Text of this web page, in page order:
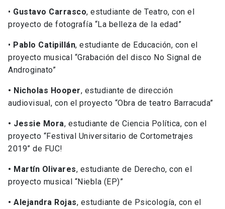
• Gustavo Carrasco, estudiante de Teatro, con el
proyecto de fotografía “La belleza de la edad”
• Pablo Catipillán, estudiante de Educación, con el
proyecto musical “Grabación del disco No Signal de
Androginato”
• Nicholas Hooper, estudiante de dirección
audiovisual, con el proyecto “Obra de teatro Barracuda”
• Jessie Mora, estudiante de Ciencia Política, con el
proyecto “Festival Universitario de Cortometrajes
2019” de FUC!
• Martín Olivares, estudiante de Derecho, con el
proyecto musical “Niebla (EP)”
• Alejandra Rojas, estudiante de Psicología, con el